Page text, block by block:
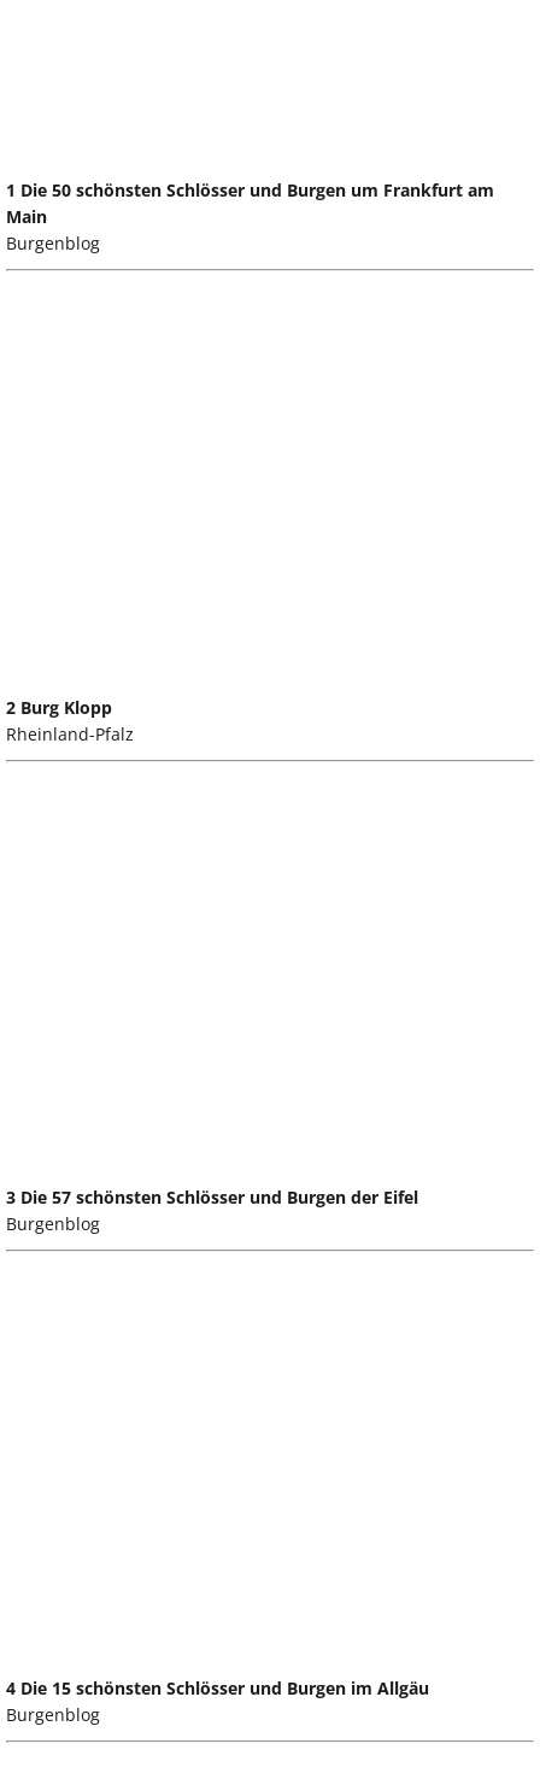
1 Die 50 schönsten Schlösser und Burgen um Frankfurt am
Main
Burgenblog
2 Burg Klopp
Rheinland-Pfalz
3 Die 57 schönsten Schlösser und Burgen der Eifel
Burgenblog
4 Die 15 schönsten Schlösser und Burgen im Allgäu
Burgenblog